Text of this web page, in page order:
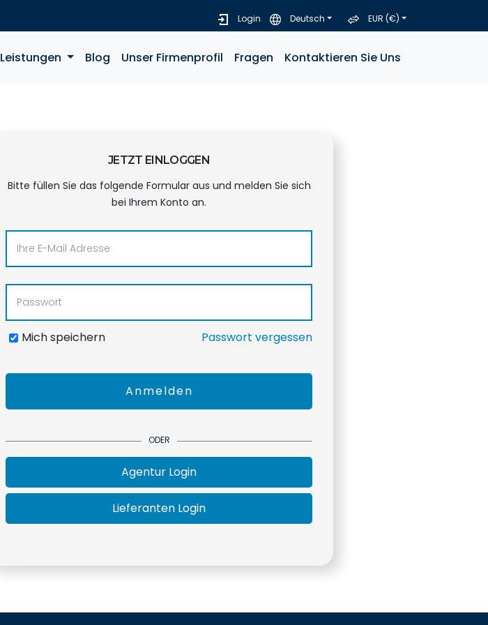
Login Deutsch EUR (€)
Leistungen Blog Unser Firmenprofil Fragen Kontaktieren Sie Uns
JETZT EINLOGGEN
Bitte füllen Sie das folgende Formular aus und melden Sie sich
bei Ihrem Konto an.
Mich speichern Passwort vergessen
Anmelden
ODER
Agentur Login
Lieferanten Login